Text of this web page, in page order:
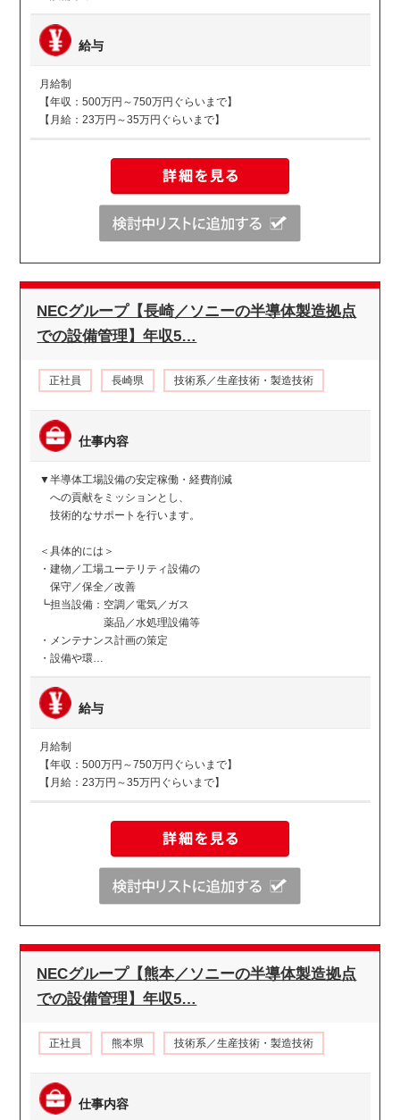
給与
月給制
【年収：500万円～750万円ぐらいまで】
【月給：23万円～35万円ぐらいまで】
NECグループ【長崎／ソニーの半導体製造拠点
での設備管理】年収5…
正社員 長崎県 技術系／生産技術・製造技術
仕事内容
▼半導体工場設備の安定稼働・経費削減
への貢献をミッションとし、
技術的なサポートを行います。
＜具体的には＞
・建物／工場ユーテリティ設備の
保守／保全／改善
┗担当設備：空調／電気／ガス
薬品／水処理設備等
・メンテナンス計画の策定
・設備や環…
給与
月給制
【年収：500万円～750万円ぐらいまで】
【月給：23万円～35万円ぐらいまで】
NECグループ【熊本／ソニーの半導体製造拠点
での設備管理】年収5…
正社員 熊本県 技術系／生産技術・製造技術
仕事内容